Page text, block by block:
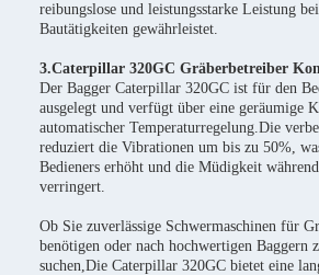
reibungslose und leistungsstarke Leistung
Bautätigkeiten gewährleistet.
3.Caterpillar 320GC Gräberbetreiber
Der Bagger Caterpillar 320GC ist für den
ausgelegt und verfügt über eine geräumige
automatischer Temperaturregelung.Die
reduziert die Vibrationen um bis zu 50%,
Bedieners erhöht und die Müdigkeit
verringert.
Ob Sie zuverlässige Schwermaschinen für
benötigen oder nach hochwertigen Baggern
suchen,Die Caterpillar 320GC bietet eine